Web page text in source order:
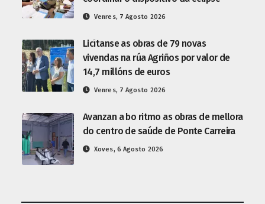
Venres, 7 Agosto 2026
Licítanse as obras de 79 novas
vivendas na rúa Agriños por valor de
14,7 millóns de euros
Venres, 7 Agosto 2026
Avanzan a bo ritmo as obras de mellora
do centro de saúde de Ponte Carreira
Xoves, 6 Agosto 2026